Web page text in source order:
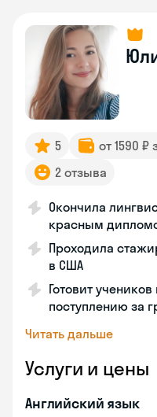
5 от 1590 ₽
2 отзыва
Окончила
красным
Проходила
в США
Готовит учеников
поступлению за
Читать дальше
Услуги и цены
Английский язык